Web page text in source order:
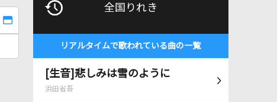
全国りれき
リアルタイムで歌われている曲の一覧
[生音]悲しみは雪のように
浜田省吾